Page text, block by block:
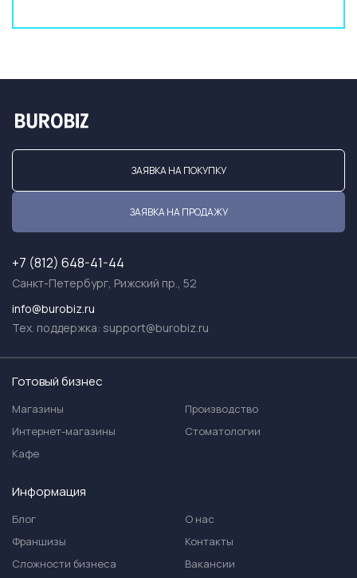
ЗАЯВКА НА ПОКУПКУ
ЗАЯВКА НА ПРОДАЖУ
+7 (812) 648-41-44
Санкт-Петербург, Рижский пр., 52
info@burobiz.ru
Тех. поддержка: support@burobiz.ru
Готовый бизнес
Магазины
Интернет-магазины
Кафе
Производство
Стоматологии
Информация
Блог
Франшизы
Сложности бизнеса
О нас
Контакты
Вакансии